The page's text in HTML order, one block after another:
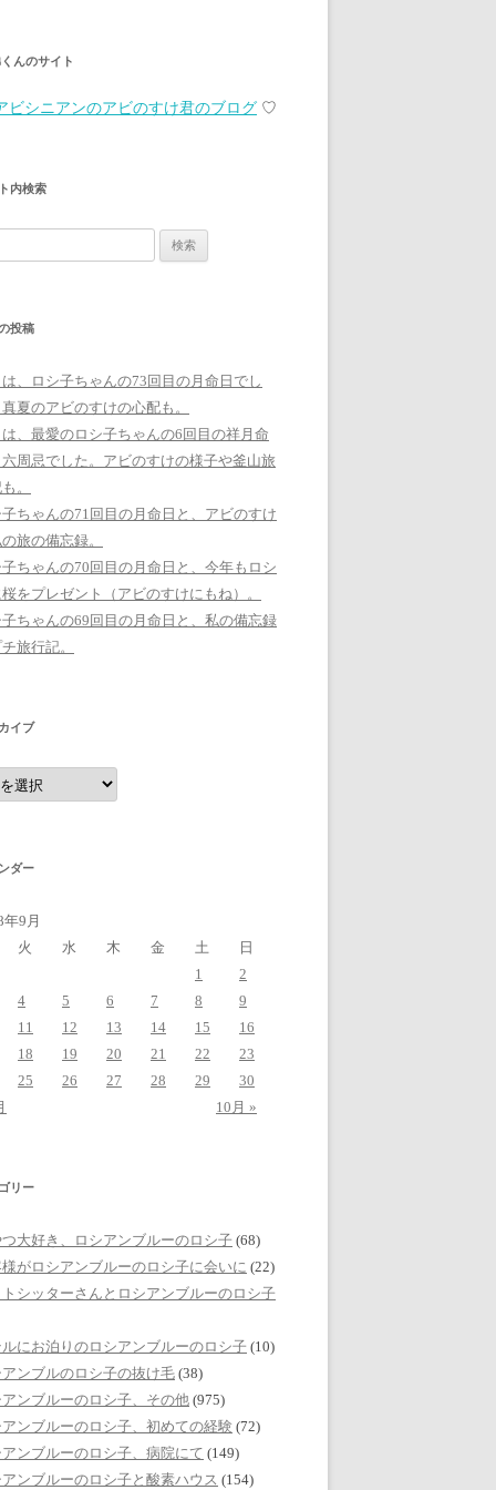
んのサイト
ビシニアンのアビのすけ君のブログ ♡
内検索
投稿
、ロシ子ちゃんの73回目の月命日でし
夏のアビのすけの心配も。
、最愛のロシ子ちゃんの6回目の祥月命
周忌でした。アビのすけの様子や釜山旅
。
ちゃんの71回目の月命日と、アビのすけ
旅の備忘録。
ちゃんの70回目の月命日と、今年もロシ
をプレゼント（アビのすけにもね）。
ちゃんの69回目の月命日と、私の備忘録
旅行記。
イブ
ダー
9月
火
水 木 金 土
日
1
2
4
5 6 7 8
9
11
12 13 14 15
16
18
19 20 21 22
23
25
26 27 28 29
30
10月 »
リー
大好き、ロシアンブルーのロシ子 (68)
がロシアンブルーのロシ子に会いに (22)
シッターさんとロシアンブルーのロシ子
にお泊りのロシアンブルーのロシ子 (10)
ンブルのロシ子の抜け毛 (38)
ンブルーのロシ子、その他 (975)
ンブルーのロシ子、初めての経験 (72)
ンブルーのロシ子、病院にて (149)
ンブルーのロシ子と酸素ハウス (154)